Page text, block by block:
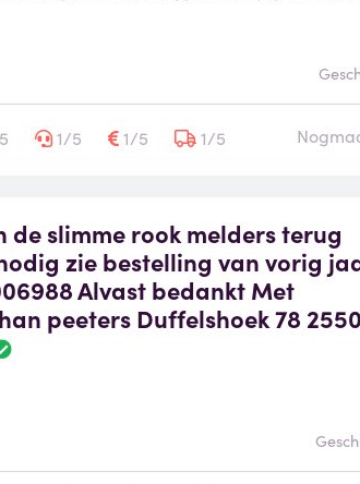
1/5 1/5 1/5
de slimme rook melders terug
zie bestelling van vorig
Alvast bedankt Met
peeters Duffelshoek 78 2550